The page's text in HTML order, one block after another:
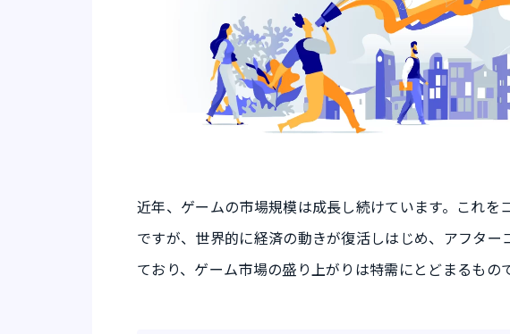
近年、ゲームの市場規模は成長し続けています。これを
ですが、世界的に経済の動きが復活しはじめ、アフタ
ており、ゲーム市場の盛り上がりは特需にとどまるもの